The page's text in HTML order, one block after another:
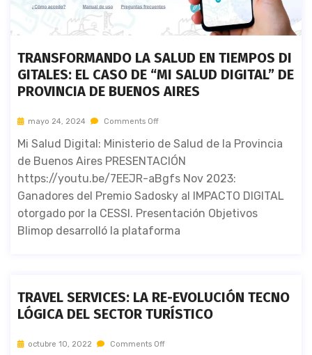
TRANSFORMANDO LA SALUD EN TIEMPOS DI
GITALES: EL CASO DE “MI SALUD DIGITAL” DE
PROVINCIA DE BUENOS AIRES
mayo 24, 2024 Comments Off
Mi Salud Digital: Ministerio de Salud de la Provincia
de Buenos Aires PRESENTACIÓN
https://youtu.be/7EEJR-aBgfs Nov 2023:
Ganadores del Premio Sadosky al IMPACTO DIGITAL
otorgado por la CESSI. Presentación Objetivos
Blimop desarrolló la plataforma
TRAVEL SERVICES: LA RE-EVOLUCIÓN TECNO
LÓGICA DEL SECTOR TURÍSTICO
octubre 10, 2022 Comments Off